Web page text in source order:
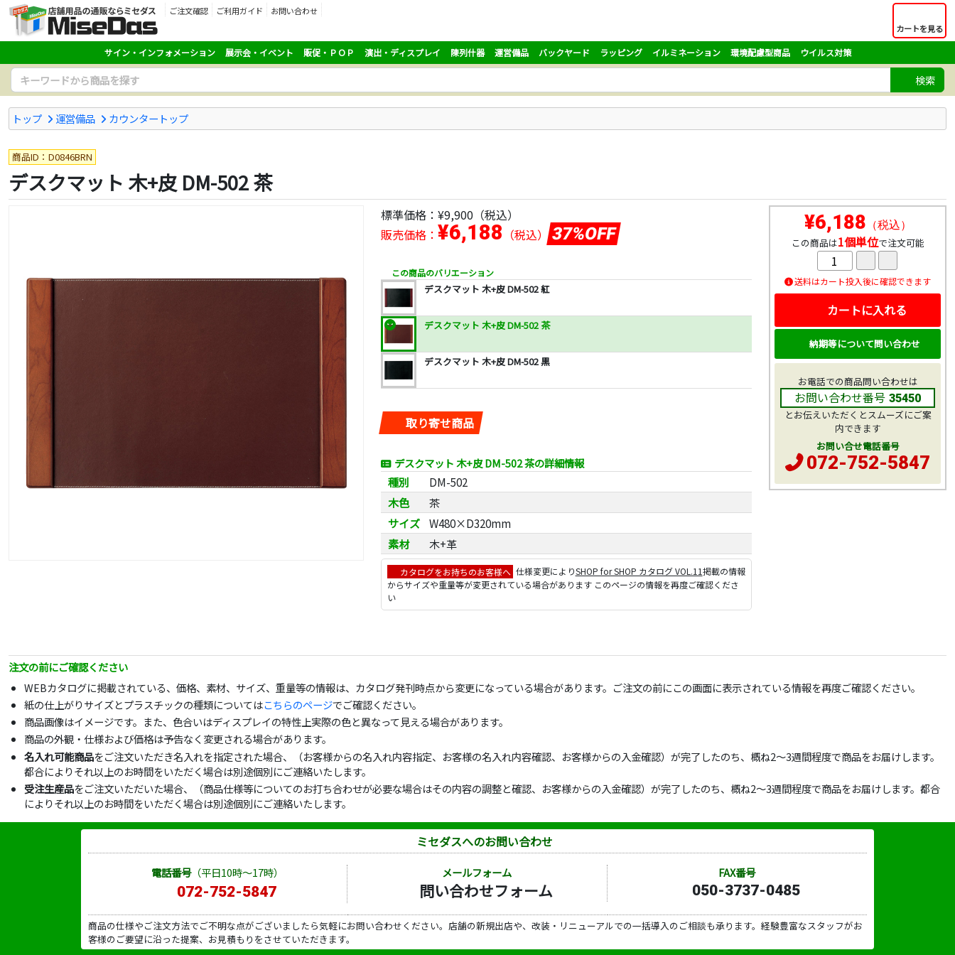
ご注文確認 ご利用ガイド
お問い合わせ
カートを見る
サイン・インフォメーション 展示会・イベント 販促・ＰＯＰ 演出・ディスプレイ 陳列什器 運営備品 バックヤード ラッピング イルミネーション 環境配慮型商品 ウイルス対策
検索
トップ 運営備品 カウンタートップ
商品ID：D0846BRN
デスクマット 木+皮 DM-502 茶
標準価格： ¥9,900 （税込）
販売価格： ¥6,188 （税込） 37%OFF
この商品のバリエーション
デスクマット 木+皮 DM-502 紅
デスクマット 木+皮 DM-502 茶
デスクマット 木+皮 DM-502 黒
取り寄せ商品
デスクマット 木+皮 DM-502 茶の詳細情報
種別
DM-502
木色
茶
サイズ W480×D320mm
素材
木+革
カタログをお持ちのお客様へ 仕様変更によりSHOP for SHOP カタログ VOL.11掲載の情報
からサイズや重量等が変更されている場合があります このページの情報を再度ご確認くださ
い
¥6,188 （税込）
この商品は1個単位で注文可能
送料はカート投入後に確認できます
カートに入れる
納期等について問い合わせ
お電話での商品問い合わせは
お問い合わせ番号 35450
とお伝えいただくとスムーズにご案
内できます
お問い合せ電話番号
072-752-5847
注文の前にご確認ください
WEBカタログに掲載されている、価格、素材、サイズ、重量等の情報は、カタログ発刊時点から変更になっている場合があります。ご注文の前にこの画面に表示されている情報を再度ご確認ください。
紙の仕上がりサイズとプラスチックの種類についてはこちらのページでご確認ください。
商品画像はイメージです。また、色合いはディスプレイの特性上実際の色と異なって見える場合があります。
商品の外観・仕様および価格は予告なく変更される場合があります。
名入れ可能商品をご注文いただき名入れを指定された場合、（お客様からの名入れ内容指定、お客様の名入れ内容確認、お客様からの入金確認）が完了したのち、概ね2～3週間程度で商品をお届けします。
都合によりそれ以上のお時間をいただく場合は別途個別にご連絡いたします。
受注生産品をご注文いただいた場合、（商品仕様等についてのお打ち合わせが必要な場合はその内容の調整と確認、お客様からの入金確認）が完了したのち、概ね2～3週間程度で商品をお届けします。都合
によりそれ以上のお時間をいただく場合は別途個別にご連絡いたします。
ミセダスへのお問い合わせ
電話番号（平日10時～17時）
072-752-5847
メールフォーム
問い合わせフォーム
FAX番号
050-3737-0485
商品の仕様やご注文方法でご不明な点がございましたら気軽にお問い合わせください。店舗の新規出店や、改装・リニューアルでの一括導入のご相談も承ります。経験豊富なスタッフがお
客様のご要望に沿った提案、お見積もりをさせていただきます。